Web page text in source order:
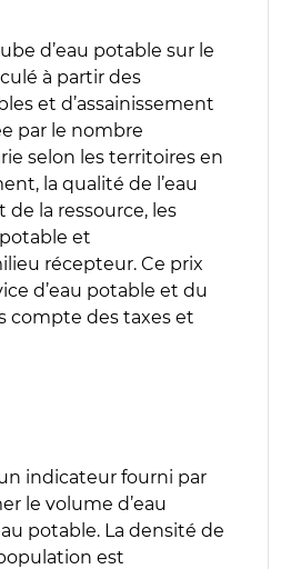
d’eau potable sur le
à partir des
et d’assainissement
par le nombre
selon les territoires en
la qualité de l’eau
la ressource, les
et
récepteur. Ce prix
d’eau potable et du
compte des taxes et
indicateur fourni par
le volume d’eau
potable. La densité de
est